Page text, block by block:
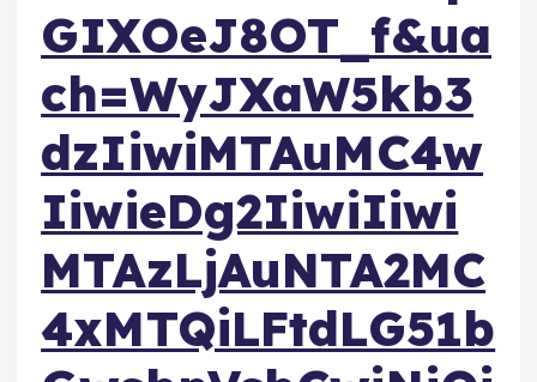
GIXOeJ8OT_f&ua
ch=WyJXaW5kb3
dzIiwiMTAuMC4w
IiwieDg2IiwiIiwi
MTAzLjAuNTA2MC
4xMTQiLFtdLG51b